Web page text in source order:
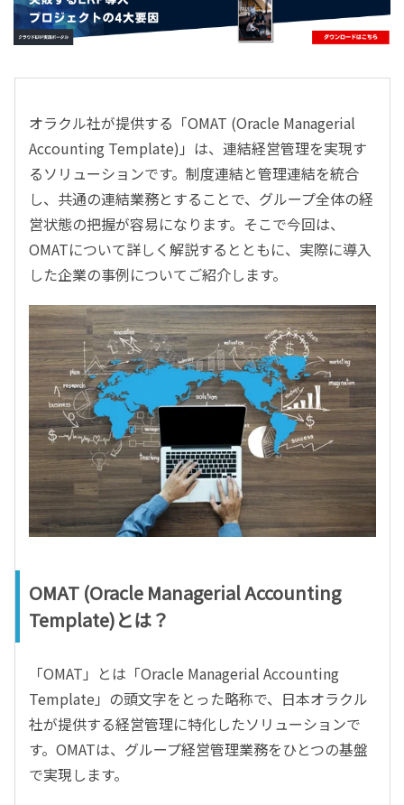
ERP
会計
CRM／営業支援／Eコマース
DX（2025年の崖）／クラウドコンピューティング
データ分析／BI
ガバナンス／リスク管理
BPR／業務改善
オラクル社が提供する「OMAT (Oracle Managerial
Accounting Template)」は、連結経営管理を実現す
るソリューションです。制度連結と管理連結を統合
し、共通の連結業務とすることで、グループ全体の経
営状態の把握が容易になります。そこで今回は、
OMATについて詳しく解説するとともに、実際に導入
した企業の事例についてご紹介します。
OMAT (Oracle Managerial Accounting
Template)とは？
「OMAT」とは「Oracle Managerial Accounting
Template」の頭文字をとった略称で、日本オラクル
社が提供する経営管理に特化したソリューションで
す。OMATは、グループ経営管理業務をひとつの基盤
で実現します。